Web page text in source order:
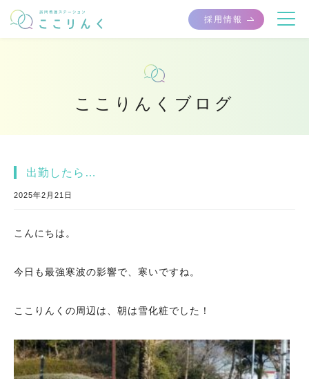
採用情報
ここりんくブログ
出勤したら…
2025年2月21日
こんにちは。
今日も最強寒波の影響で、寒いですね。
ここりんくの周辺は、朝は雪化粧でした！